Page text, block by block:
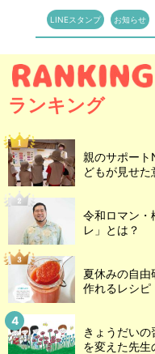
LINEスタンプ お知らせ
ランキング
親のサポート
どもが見せた
令和ロマン・
レ」とは？
夏休みの自由
作れるレシピ
きょうだいの
を変えた先生